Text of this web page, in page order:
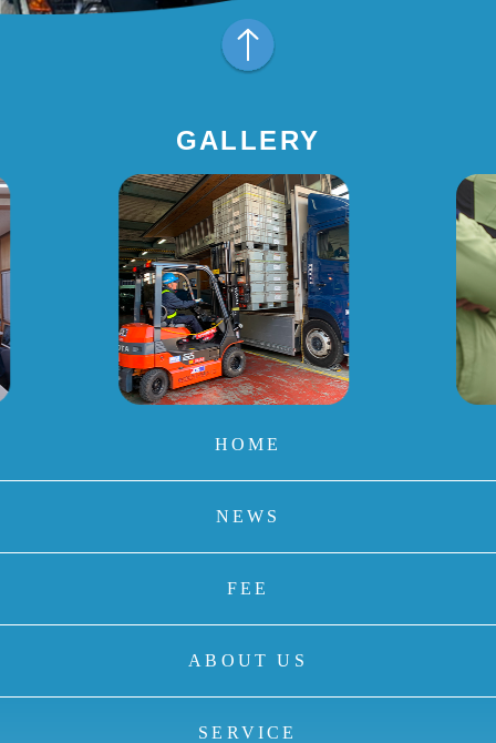
GALLERY
HOME
NEWS
FEE
ABOUT US
SERVICE